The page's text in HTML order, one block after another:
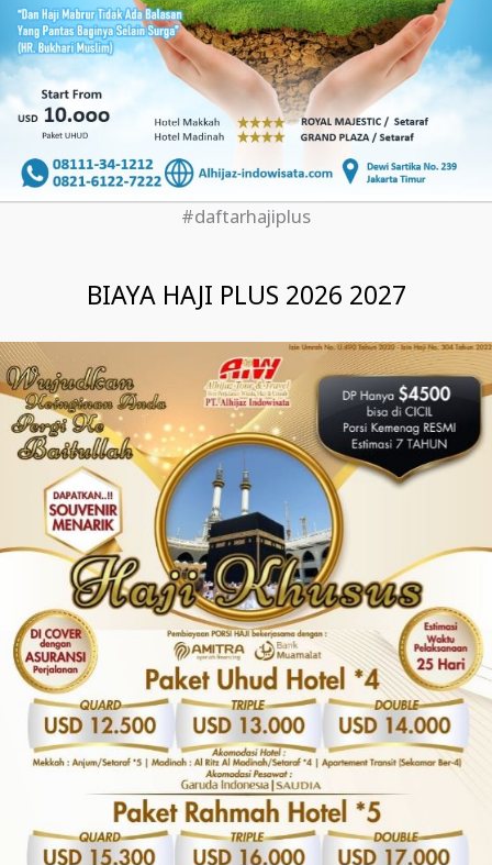
#daftarhajiplus
BIAYA HAJI PLUS 2026 2027